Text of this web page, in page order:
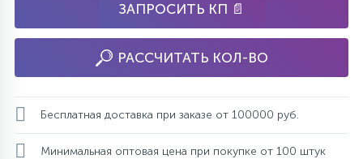
ЗАПРОСИТЬ КП 📄
РАССЧИТАТЬ КОЛ-ВО
Бесплатная доставка при заказе от 100000 руб.
Минимальная оптовая цена при покупке от 100 штук